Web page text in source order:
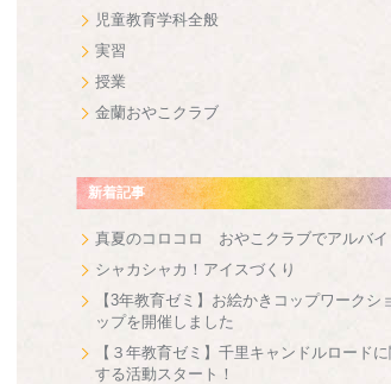
児童教育学科全般
実習
授業
金蘭おやこクラブ
新着記事
真夏のコロコロ おやこクラブでアルバイ
シャカシャカ！アイスづくり
【3年教育ゼミ】お絵かきコップワークシ
ップを開催しました
【３年教育ゼミ】千里キャンドルロードに
する活動スタート！